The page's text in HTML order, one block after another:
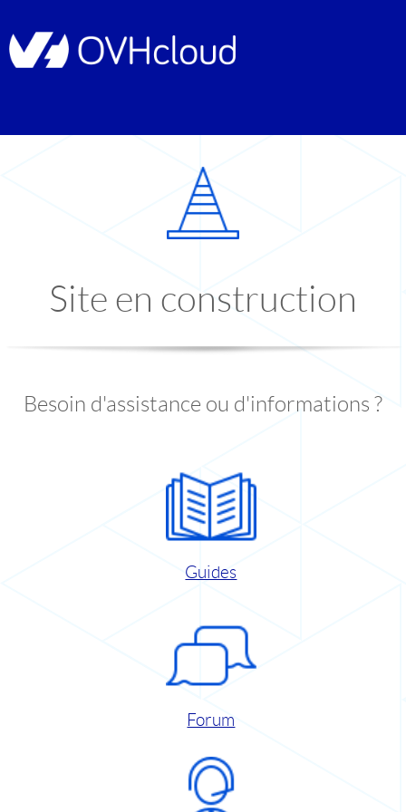
Site en construction
Besoin d'assistance ou d'informations ?
Guides
Forum